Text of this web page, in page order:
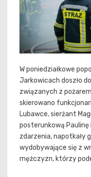
W poniedziałkowe
Jarkowicach doszło
związanych z
skierowano
Lubawce, sierżant
posterunkową
zdarzenia, napotkały
wydobywające się z
mężczyzn, którzy